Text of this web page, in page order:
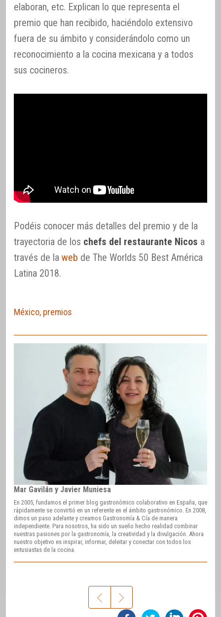
elaboran, etc. Explican lo que representa el
premio que han recibido, haciéndolo extensivo
fuera de su ámbito y considerándolo como un
reconocimiento a la cocina mexicana y a todos
sus cocineros.
Podéis conocer más detalles del premio y de la
trayectoria de los chefs del restaurante Nicos a
través de la web de The Worlds 50 Best América
Latina 2018.
México, premios
Mar Gavilán y Javier Muniesa
En 2005, fundamos el primer blog gastronómico colaborativo en España, que
rápidamente se convirtió en un referente en el ámbito gastronómico. En 2008,
dimos un paso adelante y creamos Gastronomía & Cía de manera
independiente. Para nosotros, ha sido un sueño hecho realidad combinar
nuestras pasiones por la gastronomía, la creatividad y la divulgación. Ahora
nuestro objetivo es inspirar, informar, deleitar y conectar con todos los
entusiastas de la cocina.